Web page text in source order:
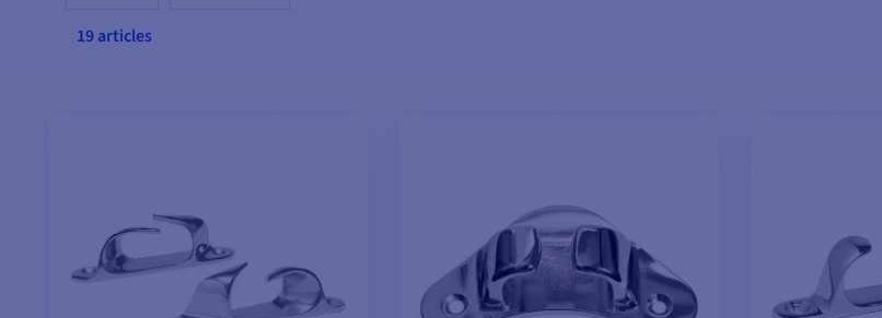
19 articles